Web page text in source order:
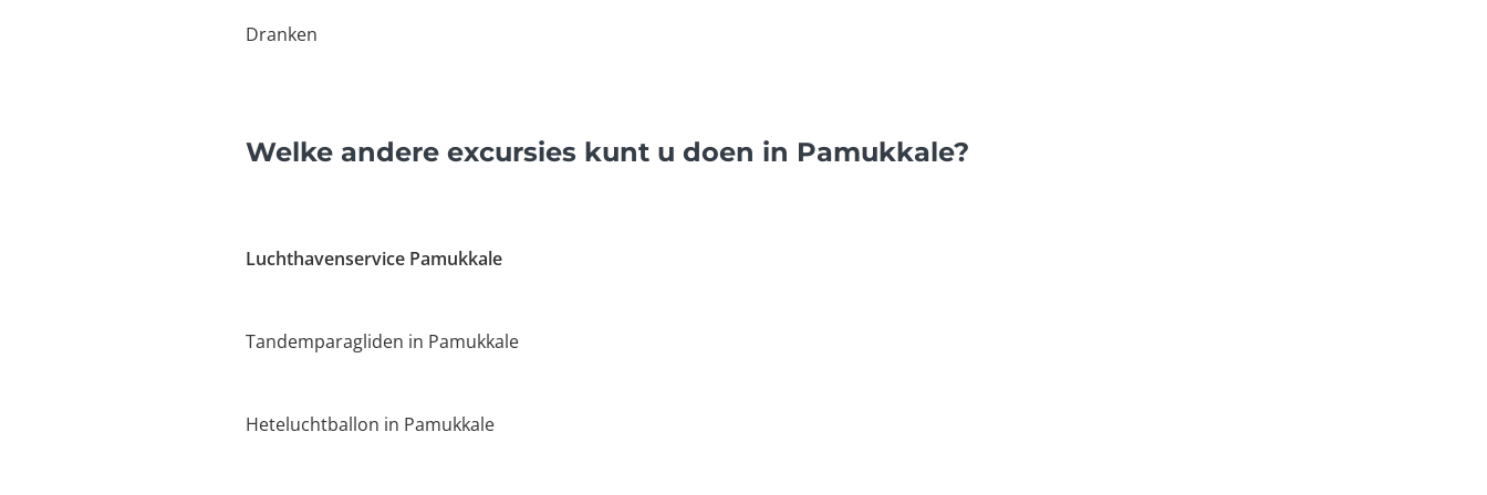
Dranken
Welke andere excursies kunt u doen in Pamukkale?
Luchthavenservice Pamukkale
Tandemparagliden in Pamukkale
Heteluchtballon in Pamukkale